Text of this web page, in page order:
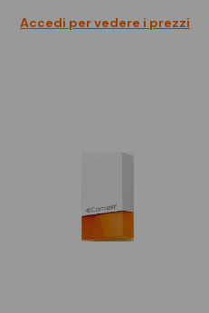
Accedi per vedere i prezzi